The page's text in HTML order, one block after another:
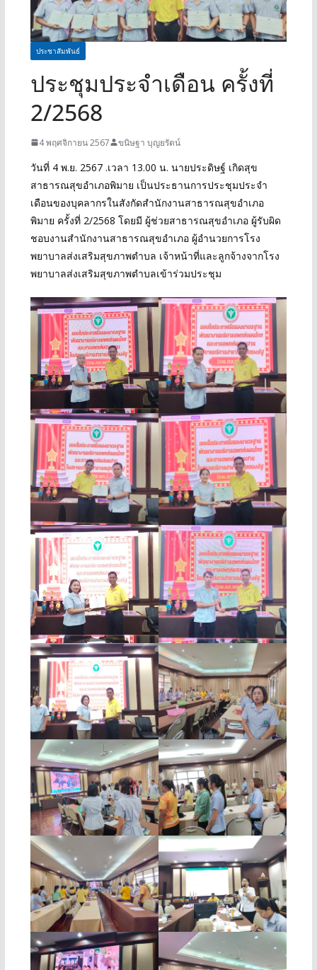
ประชาสัมพันธ์
ประชุมประจำเดือน ครั้งที่
2/2568
4 พฤศจิกายน 2567 ขนิษฐา บุญยรัตน์
วันที่ 4 พ.ย. 2567 .เวลา 13.00 น. นายประดิษฐ์ เกิดสุข
สาธารณสุขอำเภอพิมาย เป็นประธานการประชุมประจำ
เดือนของบุคลากรในสังกัดสำนักงานสาธารณสุขอำเภอ
พิมาย ครั้งที่ 2/2568 โดยมี ผู้ช่วยสาธารณสุขอำเภอ ผู้รับผิด
ชอบงานสำนักงานสาธารณสุขอำเภอ ผู้อำนวยการโรง
พยาบาลส่งเสริมสุขภาพตำบล เจ้าหน้าที่และลูกจ้างจากโรง
พยาบาลส่งเสริมสุขภาพตำบลเข้าร่วมประชุม